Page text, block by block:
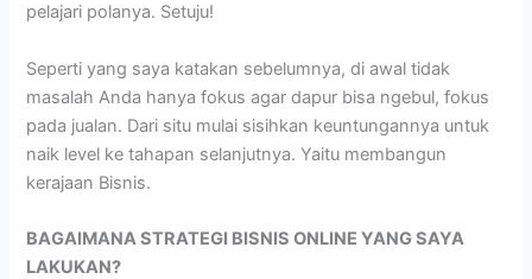
pelajari polanya. Setuju!
Seperti yang saya katakan sebelumnya, di awal tidak
masalah Anda hanya fokus agar dapur bisa ngebul, fokus
pada jualan. Dari situ mulai sisihkan keuntungannya untuk
naik level ke tahapan selanjutnya. Yaitu membangun
kerajaan Bisnis.
BAGAIMANA STRATEGI BISNIS ONLINE YANG SAYA
LAKUKAN?